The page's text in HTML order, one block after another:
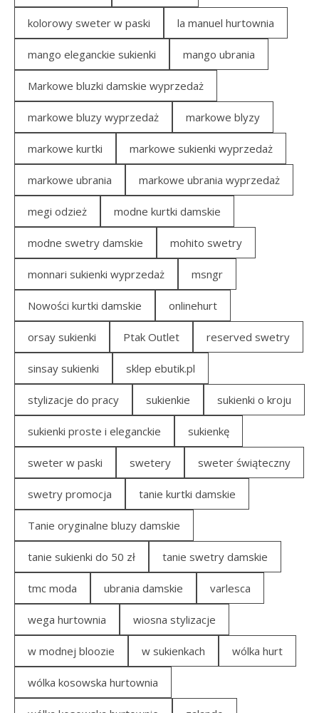
kolorowy sweter w paski la manuel hurtownia
mango eleganckie sukienki mango ubrania
Markowe bluzki damskie wyprzedaż
markowe bluzy wyprzedaż markowe blyzy
markowe kurtki markowe sukienki wyprzedaż
markowe ubrania markowe ubrania wyprzedaż
megi odzież modne kurtki damskie
modne swetry damskie mohito swetry
monnari sukienki wyprzedaż msngr
Nowości kurtki damskie onlinehurt
orsay sukienki Ptak Outlet reserved swetry
sinsay sukienki sklep ebutik.pl
stylizacje do pracy sukienkie sukienki o kroju
sukienki proste i eleganckie sukienkę
sweter w paski swetery sweter świąteczny
swetry promocja tanie kurtki damskie
Tanie oryginalne bluzy damskie
tanie sukienki do 50 zł tanie swetry damskie
tmc moda ubrania damskie varlesca
wega hurtownia wiosna stylizacje
w modnej bloozie w sukienkach wólka hurt
wólka kosowska hurtownia